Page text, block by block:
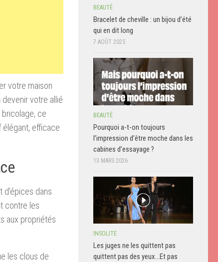
votre maison
votre allié
bricolage, ce
élégant, efficace
dans
contre les
aux propriétés
les clous de
BEAUTÉ
Bracelet de cheville : un bijou d’été
qui en dit long
7 AOÛT 2025
BEAUTÉ
Pourquoi a-t-on toujours
l’impression d’être moche dans les
cabines d’essayage ?
13 MARS 2026
INSOLITE
Les juges ne les quittent pas
quittent pas des yeux…Et pas